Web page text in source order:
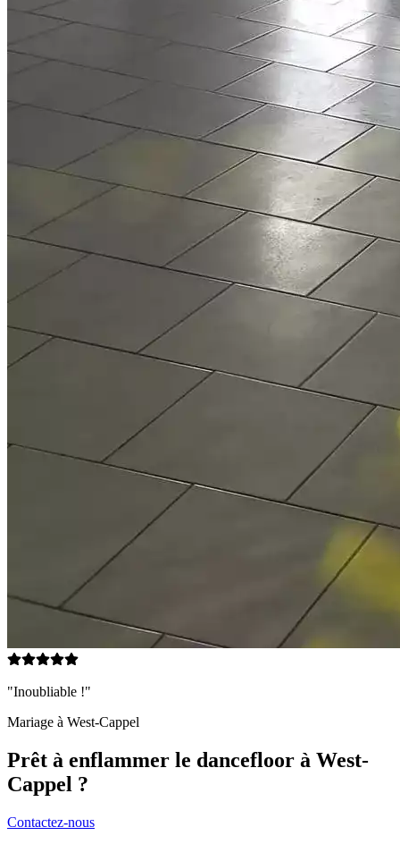
"Inoubliable !"
Mariage à West-Cappel
Prêt à enflammer le dancefloor à West-
Cappel ?
Contactez-nous